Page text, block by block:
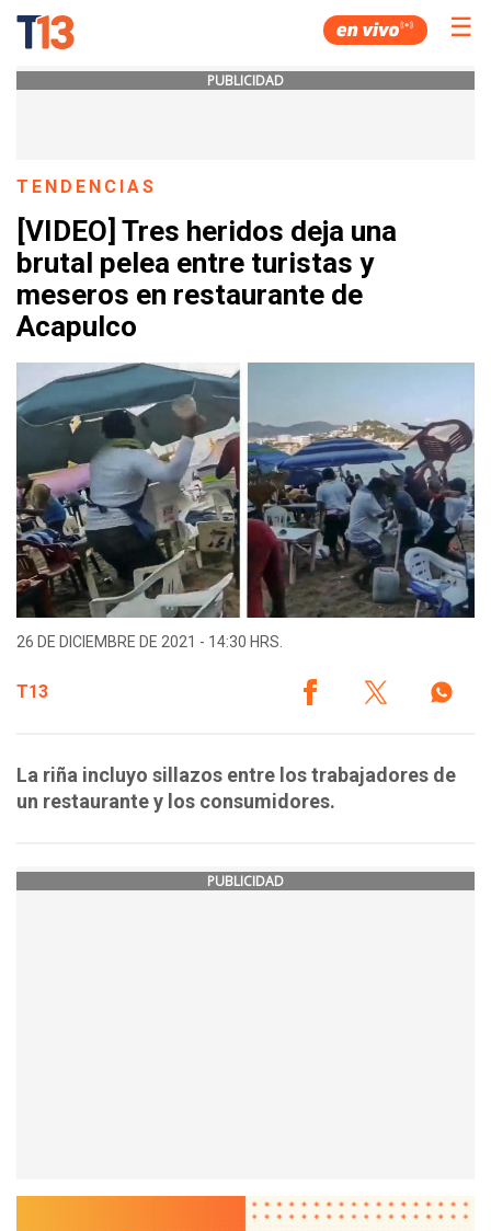
☰
PUBLICIDAD
TENDENCIAS
[VIDEO] Tres heridos deja una
brutal pelea entre turistas y
meseros en restaurante de
Acapulco
26 DE DICIEMBRE DE 2021 - 14:30 HRS.
T13
La riña incluyo sillazos entre los trabajadores de
un restaurante y los consumidores.
PUBLICIDAD